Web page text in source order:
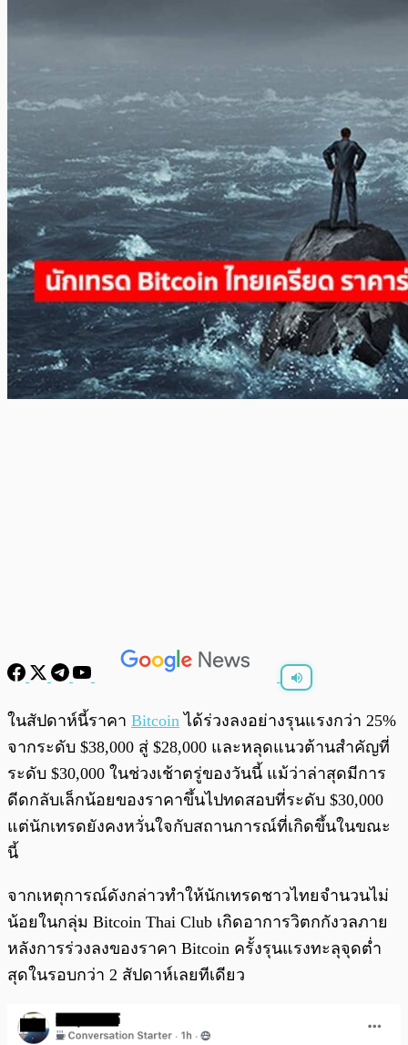
พร้อมเล่น 0:00
ในสัปดาห์นี้ราคา Bitcoin ได้ร่วงลงอย่างรุนแรงกว่า 25%
จากระดับ $38,000 สู่ $28,000 และหลุดแนวต้านสำคัญที่
ระดับ $30,000 ในช่วงเช้าตรู่ของวันนี้ แม้ว่าล่าสุดมีการ
ดีดกลับเล็กน้อยของราคาขึ้นไปทดสอบที่ระดับ $30,000
แต่นักเทรดยังคงหวั่นใจกับสถานการณ์ที่เกิดขึ้นในขณะ
นี้
จากเหตุการณ์ดังกล่าวทำให้นักเทรดชาวไทยจำนวนไม่
น้อยในกลุ่ม Bitcoin Thai Club เกิดอาการวิตกกังวลภาย
หลังการร่วงลงของราคา Bitcoin ครั้งรุนแรงทะลุจุดต่ำ
สุดในรอบกว่า 2 สัปดาห์เลยทีเดียว